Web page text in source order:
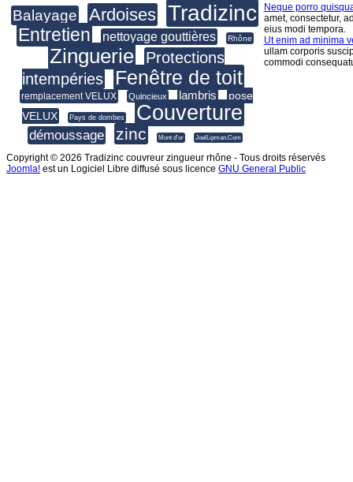
Balayage Ardoises Tradizinc
Entretien nettoyage gouttières Rhône
Zinguerie
Protections
intempéries
Fenêtre de toit
remplacement VELUX Quincieux lambris
pose
VELUX
Pays de dombes Couverture
démoussage zinc Mont d'or JoelLipman.Com
Neque porro
amet, consectetur,
eius modi tempora.
Ut enim ad minima
ullam corporis
commodi
Copyright © 2026 Tradizinc couvreur zingueur rhône - Tous droits réservés
Joomla! est un Logiciel Libre diffusé sous licence GNU General Public